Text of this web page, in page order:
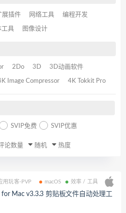
展插件 网络工具 编程开发
工具 图像设计
2Do 3D 3D动画软件
Image Compressor 4K Tokkit Pro
SVIP免费 SVIP优惠
论数量 随机 热度
用玩客-PVP macOS 效率 / 工具
for Mac v3.3.3 剪贴板文件自动处理工